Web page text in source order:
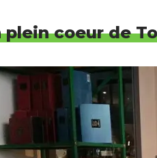
plein coeur de